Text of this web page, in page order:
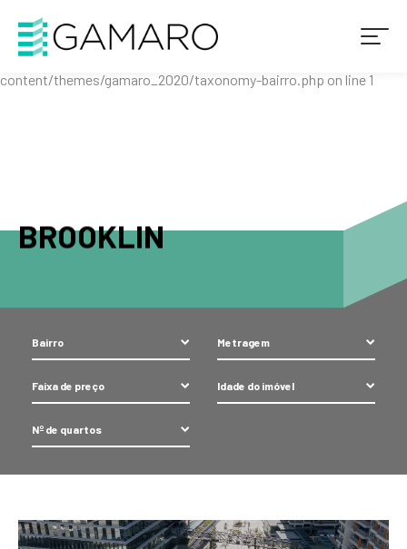
Warning : Attempt to read property "cat_ID" on string in
/home/gamaro/www/wp-
content/themes/gamaro_2020/taxonomy-bairro.php on line 1
BROOKLIN